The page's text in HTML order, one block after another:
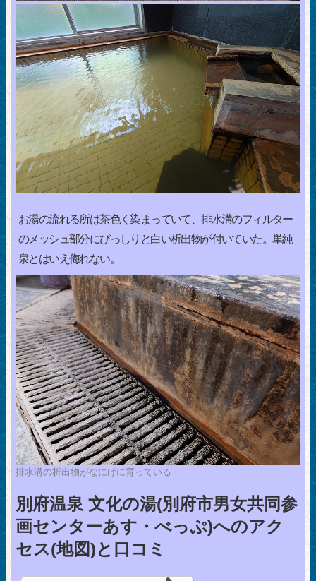
お湯の流れる所は茶色く染まっていて、排水溝のフィルター
のメッシュ部分にびっしりと白い析出物が付いていた。単純
泉とはいえ侮れない。
排水溝の析出物がなにげに育っている
別府温泉 文化の湯(別府市男女共同参
画センターあす・べっぷ)へのアク
セス(地図)と口コミ